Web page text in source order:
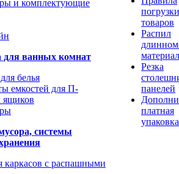
и комплектующие
для ванных комнат
белья
емкостей для П-
ящиков
системы
каркасов с распашными
погрузки
товаров
Распил
Резка
панелей
платная
упаковка